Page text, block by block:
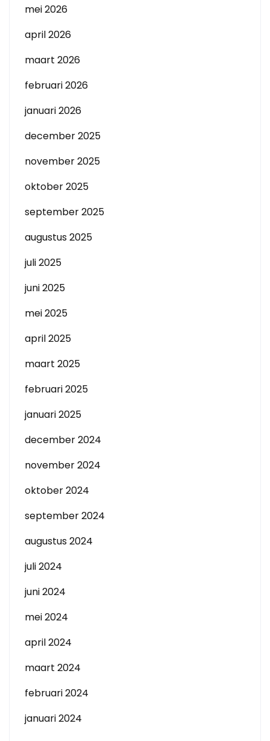
mei 2026
april 2026
maart 2026
februari 2026
januari 2026
december 2025
november 2025
oktober 2025
september 2025
augustus 2025
juli 2025
juni 2025
mei 2025
april 2025
maart 2025
februari 2025
januari 2025
december 2024
november 2024
oktober 2024
september 2024
augustus 2024
juli 2024
juni 2024
mei 2024
april 2024
maart 2024
februari 2024
januari 2024